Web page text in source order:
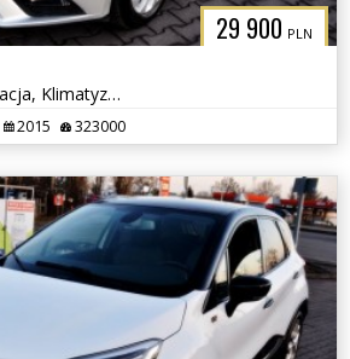
29 900 PLN
Ful LED Skóry, Nawigacja, Klimatyzacja
2015 323000